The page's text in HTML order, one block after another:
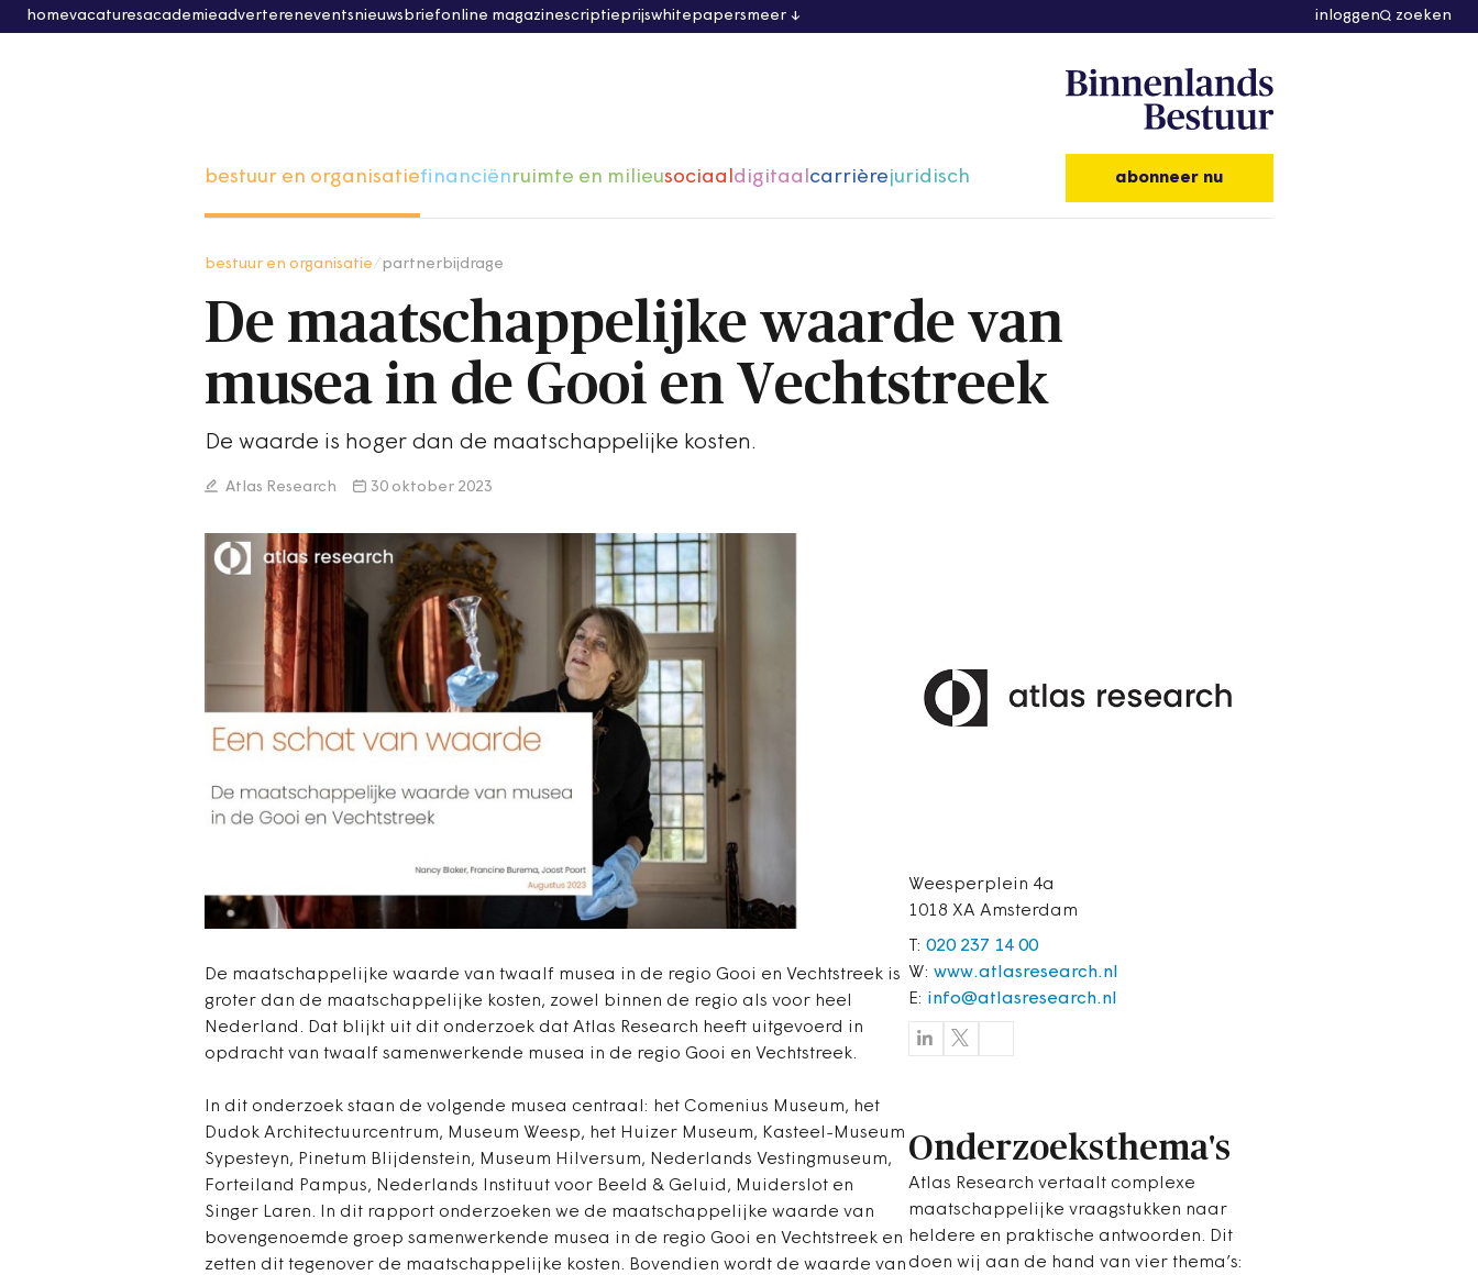
homevacaturesacademieadvertereneventsnieuwsbriefonline magazinescriptieprijswhitepapersmeer inloggen zoeken
bestuur en organisatiefinanciënruimte en milieusociaaldigitaalcarrièrejuridisch abonneer nu
bestuur en organisatie partnerbijdrage
De maatschappelijke waarde van
musea in de Gooi en Vechtstreek
De waarde is hoger dan de maatschappelijke kosten.
Atlas Research 30 oktober 2023
De maatschappelijke waarde van twaalf musea in de regio Gooi en Vechtstreek is
groter dan de maatschappelijke kosten, zowel binnen de regio als voor heel
Nederland. Dat blijkt uit dit onderzoek dat Atlas Research heeft uitgevoerd in
opdracht van twaalf samenwerkende musea in de regio Gooi en Vechtstreek.
In dit onderzoek staan de volgende musea centraal: het Comenius Museum, het
Dudok Architectuurcentrum, Museum Weesp, het Huizer Museum, Kasteel-Museum
Sypesteyn, Pinetum Blijdenstein, Museum Hilversum, Nederlands Vestingmuseum,
Forteiland Pampus, Nederlands Instituut voor Beeld & Geluid, Muiderslot en
Singer Laren. In dit rapport onderzoeken we de maatschappelijke waarde van
bovengenoemde groep samenwerkende musea in de regio Gooi en Vechtstreek en
zetten dit tegenover de maatschappelijke kosten. Bovendien wordt de waarde van
Weesperplein 4a
1018 XA Amsterdam
T: 020 237 14 00
W: www.atlasresearch.nl
E: info@atlasresearch.nl
Onderzoeksthema's
Atlas Research vertaalt complexe
maatschappelijke vraagstukken naar
heldere en praktische antwoorden. Dit
doen wij aan de hand van vier thema’s: